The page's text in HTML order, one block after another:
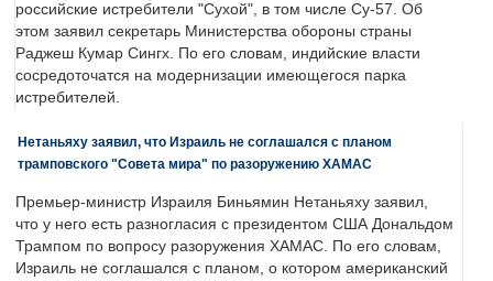
российские истребители "Сухой", в том числе Су-57. Об
этом заявил секретарь Министерства обороны страны
Раджеш Кумар Сингх. По его словам, индийские власти
сосредоточатся на модернизации имеющегося парка
истребителей.
Нетаньяху заявил, что Израиль не соглашался с планом
трамповского "Совета мира" по разоружению ХАМАС
Премьер-министр Израиля Биньямин Нетаньяху заявил,
что у него есть разногласия с президентом США Дональдом
Трампом по вопросу разоружения ХАМАС. По его словам,
Израиль не соглашался с планом, о котором американский